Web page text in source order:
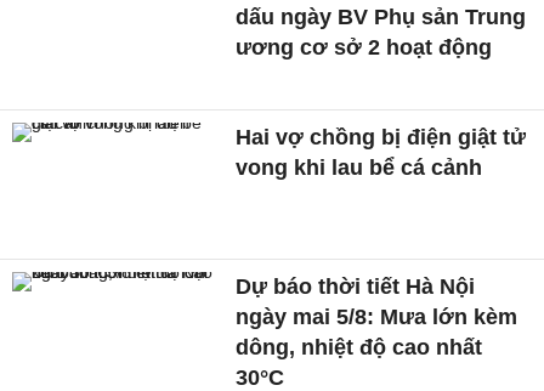
dấu ngày BV Phụ sản Trung
ương cơ sở 2 hoạt động
Hai vợ chồng bị điện giật tử
vong khi lau bể cá cảnh
Dự báo thời tiết Hà Nội
ngày mai 5/8: Mưa lớn kèm
dông, nhiệt độ cao nhất
30°C